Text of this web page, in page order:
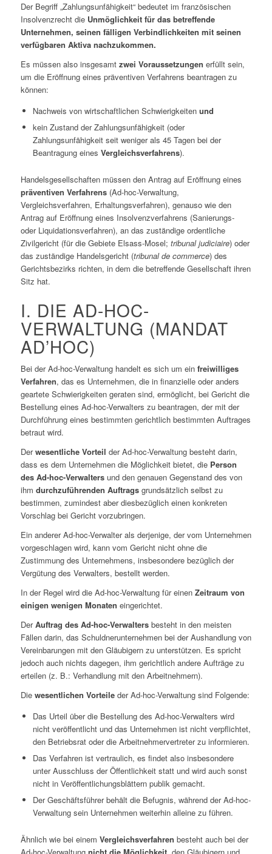
Der Begriff „Zahlungsunfähigkeit“ bedeutet im französischen
Insolvenzrecht die Unmöglichkeit für das betreffende
Unternehmen, seinen fälligen Verbindlichkeiten mit seinen
verfügbaren Aktiva nachzukommen.
Es müssen also insgesamt zwei Voraussetzungen erfüllt sein,
um die Eröffnung eines präventiven Verfahrens beantragen zu
können:
Nachweis von wirtschaftlichen Schwierigkeiten und
kein Zustand der Zahlungsunfähigkeit (oder
Zahlungsunfähigkeit seit weniger als 45 Tagen bei der
Beantragung eines Vergleichsverfahrens).
Handelsgesellschaften müssen den Antrag auf Eröffnung eines
präventiven Verfahrens(Ad-hoc-Verwaltung,
Vergleichsverfahren, Erhaltungsverfahren), genauso wie den
Antrag auf Eröffnung eines Insolvenzverfahrens (Sanierungs-
oder Liquidationsverfahren), an das zuständige ordentliche
Zivilgericht (für die Gebiete Elsass-Mosel; tribunal judiciaire) oder
das zuständige Handelsgericht (tribunal de commerce) des
Gerichtsbezirks richten, in dem die betreffende Gesellschaft ihren
Sitz hat.
I. DIE AD-HOC-
VERWALTUNG (MANDAT
AD’HOC)
Bei der Ad-hoc-Verwaltung handelt es sich um ein freiwilliges
Verfahren, das es Unternehmen, die in finanzielle oder anders
geartete Schwierigkeiten geraten sind, ermöglicht, bei Gericht die
Bestellung eines Ad-hoc-Verwalters zu beantragen, der mit der
Durchführung eines bestimmten gerichtlich bestimmten Auftrages
betraut wird.
Derwesentliche Vorteil der Ad-hoc-Verwaltung besteht darin,
dass es dem Unternehmen die Möglichkeit bietet, die Person
des Ad-hoc-Verwaltersund den genauen Gegenstand des von
ihm durchzuführenden Auftragsgrundsätzlich selbst zu
bestimmen, zumindest aber diesbezüglich einen konkreten
Vorschlag bei Gericht vorzubringen.
Ein anderer Ad-hoc-Verwalter als derjenige, der vom Unternehmen
vorgeschlagen wird, kann vom Gericht nicht ohne die
Zustimmung des Unternehmens, insbesondere bezüglich der
Vergütung des Verwalters, bestellt werden.
In der Regel wird die Ad-hoc-Verwaltung für einen Zeitraum von
einigen wenigen Monaten eingerichtet.
DerAuftrag des Ad-hoc-Verwaltersbesteht in den meisten
Fällen darin, das Schuldnerunternehmen bei der Aushandlung von
Vereinbarungen mit den Gläubigern zu unterstützen. Es spricht
jedoch auch nichts dagegen, ihm gerichtlich andere Aufträge zu
erteilen (z. B.: Verhandlung mit den Arbeitnehmern).
Die wesentlichen Vorteile der Ad-hoc-Verwaltung sind Folgende:
Das Urteil über die Bestellung des Ad-hoc-Verwalters wird
nicht veröffentlicht und das Unternehmen ist nicht verpflichtet,
den Betriebsrat oder die Arbeitnehmervertreter zu informieren.
Das Verfahren ist vertraulich, es findet also insbesondere
unter Ausschluss der Öffentlichkeit statt und wird auch sonst
nicht in Veröffentlichungsblättern publik gemacht.
Der Geschäftsführer behält die Befugnis, während der Ad-hoc-
Verwaltung sein Unternehmen weiterhin alleine zu führen.
Ähnlich wie bei einem Vergleichsverfahren besteht auch bei der